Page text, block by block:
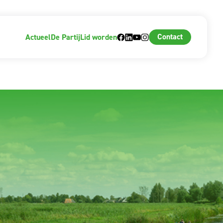
ActueelDe PartijLid worden Contact